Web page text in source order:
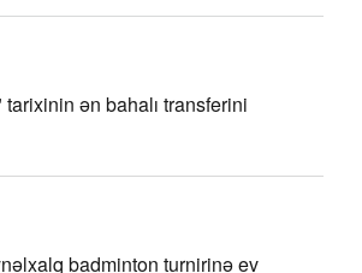
ən bahalı transferini
badminton turnirinə ev